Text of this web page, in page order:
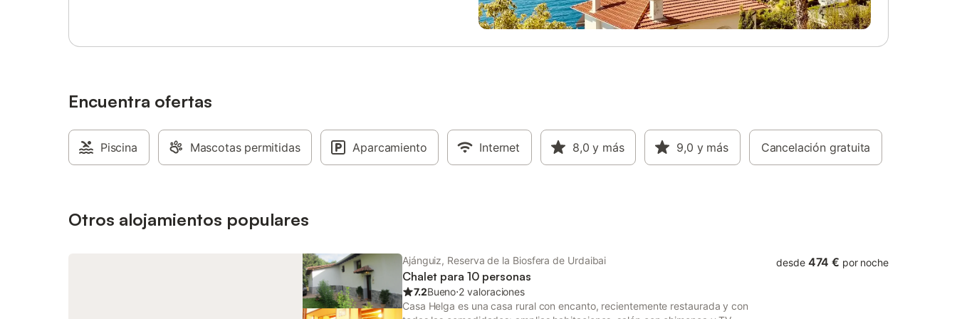
celebrar eventos. Leña está disponible
para su compra si es necesario.
the perfect place to cool off and enjoy the
summer.
Encuentra ofertas
Piscina Mascotas permitidas Aparcamiento Internet 8,0 y más 9,0 y más Cancelación gratuita
Otros alojamientos populares
Ajánguiz, Reserva de la Biosfera de Urdaibai
Chalet para 10 personas
7.2Bueno⋅2 valoraciones
Casa Helga es una casa rural con encanto, recientemente restaurada y con
desde 474 € por noche